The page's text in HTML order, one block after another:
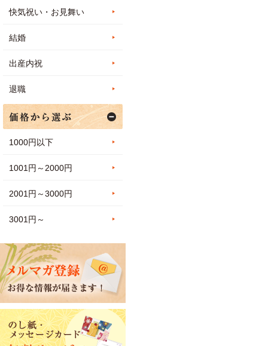
快気祝い・お見舞い
結婚
出産内祝
退職
1000円以下
1001円～2000円
2001円～3000円
3001円～